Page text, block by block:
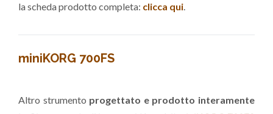
la scheda prodotto completa: clicca qui.
miniKORG 700FS
Altro strumento progettato e prodotto interamente